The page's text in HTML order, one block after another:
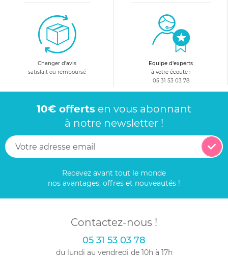
Changer d'avis
satisfait ou remboursé
Equipe d'experts
à votre écoute :
05 31 53 03 78
10€ offerts en vous abonnant
à notre newsletter !
Recevez avant tout le monde
nos avantages, offres et nouveautés !
Contactez-nous !
05 31 53 03 78
du lundi au vendredi de 10h à 17h